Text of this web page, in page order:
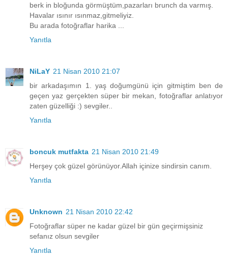
berk in bloğunda görmüştüm,pazarları brunch da varmış.
Havalar ısınır ısınmaz,gitmeliyiz.
Bu arada fotoğraflar harika ...
Yanıtla
NiLaY 21 Nisan 2010 21:07
bir arkadaşımın 1. yaş doğumgünü için gitmiştim ben de
geçen yaz gerçekten süper bir mekan, fotoğraflar anlatıyor
zaten güzelliği :) sevgiler..
Yanıtla
boncuk mutfakta 21 Nisan 2010 21:49
Herşey çok güzel görünüyor.Allah içinize sindirsin canım.
Yanıtla
Unknown 21 Nisan 2010 22:42
Fotoğraflar süper ne kadar güzel bir gün geçirmişsiniz
sefanız olsun sevgiler
Yanıtla